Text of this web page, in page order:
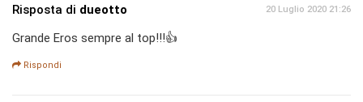
Risposta di dueotto 20 Luglio 2020 21:26
Grande Eros sempre al top!!!👍
Rispondi